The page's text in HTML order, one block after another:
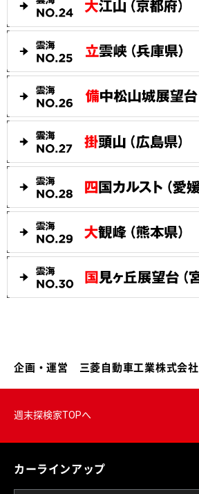
企画・運営 三菱自動車工業株式会社
週末探検家TOPへ
カーラインアップ